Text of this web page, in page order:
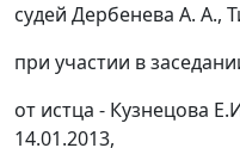
судей Дербенева А. А.,
при участии в
от истца - Кузнецова
14.01.2013,